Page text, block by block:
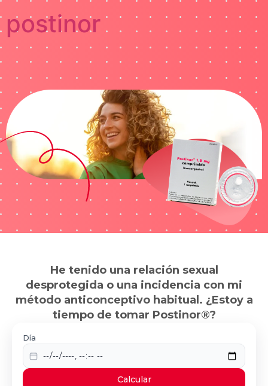
postinor
He tenido una relación sexual
desprotegida o una incidencia con mi
método anticonceptivo habitual. ¿Estoy a
tiempo de tomar Postinor®?
Día
Calcular